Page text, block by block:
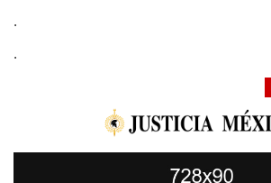
.
.